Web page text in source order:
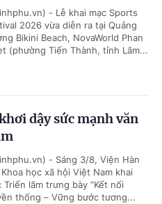
- Lễ khai mạc Sports
2026 vừa diễn ra tại Quảng
Bikini Beach, NovaWorld Phan
(phường Tiến Thành, tỉnh Lâm...
dậy sức mạnh văn
- Sáng 3/8, Viện Hàn
Khoa học xã hội Việt Nam khai
Triển lãm trưng bày “Kết nối
thống – Vững bước tương...